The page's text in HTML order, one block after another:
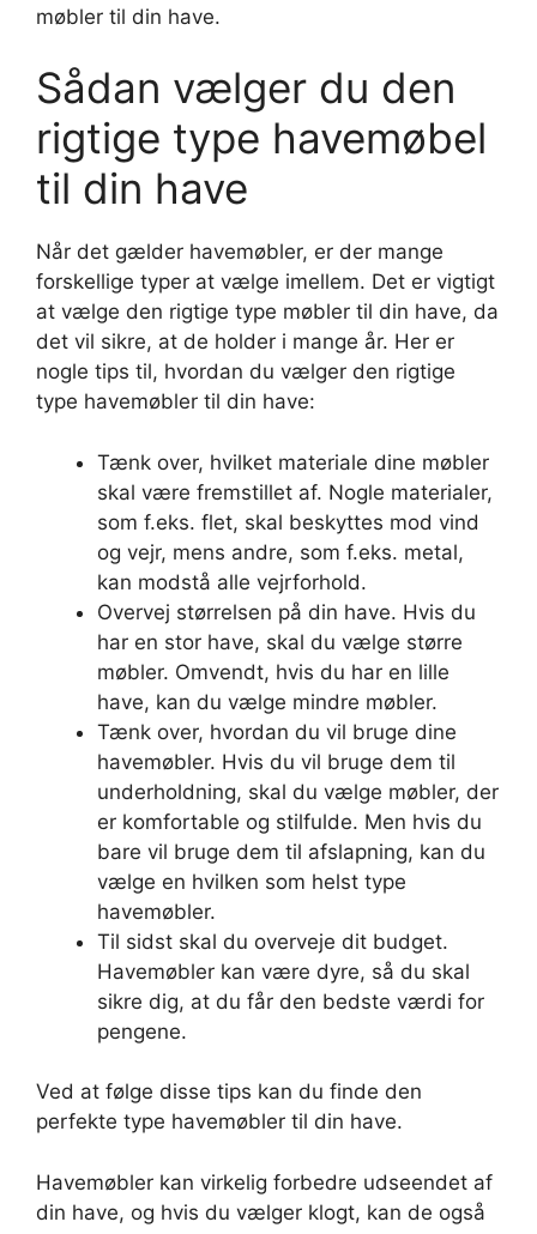
møbler til din have.
Sådan vælger du den
rigtige type havemøbel
til din have
Når det gælder havemøbler, er der mange
forskellige typer at vælge imellem. Det er vigtigt
at vælge den rigtige type møbler til din have, da
det vil sikre, at de holder i mange år. Her er
nogle tips til, hvordan du vælger den rigtige
type havemøbler til din have:
Tænk over, hvilket materiale dine møbler
skal være fremstillet af. Nogle materialer,
som f.eks. flet, skal beskyttes mod vind
og vejr, mens andre, som f.eks. metal,
kan modstå alle vejrforhold.
Overvej størrelsen på din have. Hvis du
har en stor have, skal du vælge større
møbler. Omvendt, hvis du har en lille
have, kan du vælge mindre møbler.
Tænk over, hvordan du vil bruge dine
havemøbler. Hvis du vil bruge dem til
underholdning, skal du vælge møbler, der
er komfortable og stilfulde. Men hvis du
bare vil bruge dem til afslapning, kan du
vælge en hvilken som helst type
havemøbler.
Til sidst skal du overveje dit budget.
Havemøbler kan være dyre, så du skal
sikre dig, at du får den bedste værdi for
pengene.
Ved at følge disse tips kan du finde den
perfekte type havemøbler til din have.
Havemøbler kan virkelig forbedre udseendet af
din have, og hvis du vælger klogt, kan de også